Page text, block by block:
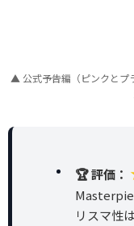
▲ 公式予告編（ピンクとプ
🏆 評価：
リスマ性